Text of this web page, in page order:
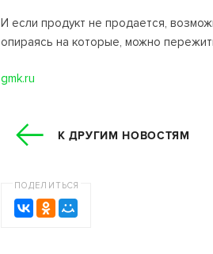
И если продукт не продается,
опираясь на которые, можно
gmk.ru
К ДРУГИМ НОВОСТЯМ
ПОДЕЛИТЬСЯ